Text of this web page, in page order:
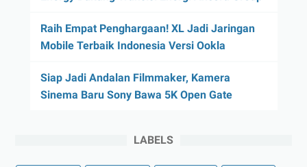
Raih Empat Penghargaan! XL Jadi Jaringan
Mobile Terbaik Indonesia Versi Ookla
Siap Jadi Andalan Filmmaker, Kamera
Sinema Baru Sony Bawa 5K Open Gate
LABELS